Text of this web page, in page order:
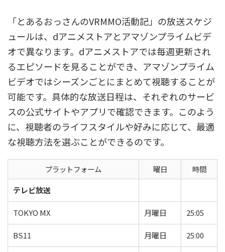
「とあるおっさんのVRMMO活動記」の放送スケジ
ュールは、dアニメストアとアマゾンプライムビデ
オで異なります。dアニメストアでは毎週更新され
るエピソードを見ることができ、アマゾンプライム
ビデオではシーズンごとにまとめて視聴することが
可能です。具体的な放送日程は、それぞれのサービ
スの公式サイトやアプリで確認できます。このよう
に、視聴者のライフスタイルや好みに応じて、最適
な視聴方法を選ぶことができるのです。
プラットフォーム 曜日
時間
テレビ放送
TOKYO MX 月曜日 25:05
BS11 月曜日 25:00